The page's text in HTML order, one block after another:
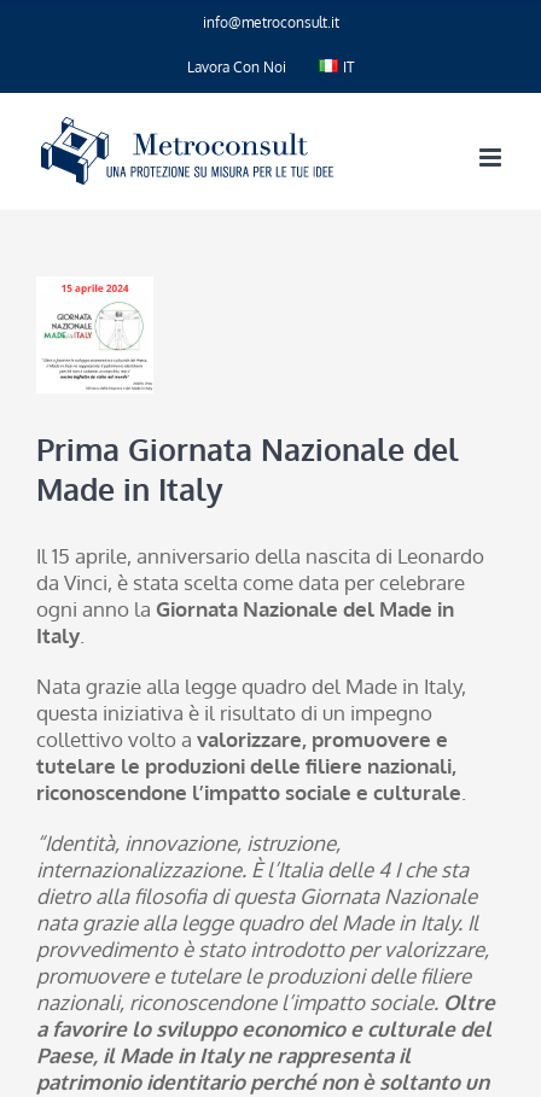
info@metroconsult.it
Lavora Con Noi IT
Prima Giornata Nazionale del
Made in Italy
Il 15 aprile, anniversario della nascita di Leonardo
da Vinci, è stata scelta come data per celebrare
ogni anno la Giornata Nazionale del Made in
Italy.
Nata grazie alla legge quadro del Made in Italy,
questa iniziativa è il risultato di un impegno
collettivo volto a valorizzare, promuovere e
tutelare le produzioni delle filiere nazionali,
riconoscendone l’impatto sociale e culturale.
“Identità, innovazione, istruzione,
internazionalizzazione. È l’Italia delle 4 I che sta
dietro alla filosofia di questa Giornata Nazionale
nata grazie alla legge quadro del Made in Italy. Il
provvedimento è stato introdotto per valorizzare,
promuovere e tutelare le produzioni delle filiere
nazionali, riconoscendone l’impatto sociale. Oltre
a favorire lo sviluppo economico e culturale del
Paese, il Made in Italy ne rappresenta il
patrimonio identitario perché non è soltanto un